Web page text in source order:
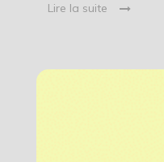
Lire la suite